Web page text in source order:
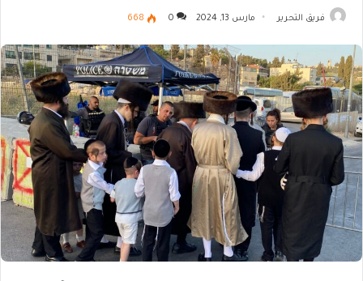
فريق التحرير مارس 13, 2024 0
668